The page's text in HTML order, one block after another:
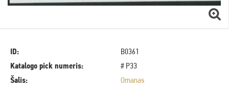
ID:
B0361
Katalogo pick numeris:
# P33
Šalis:
Omanas